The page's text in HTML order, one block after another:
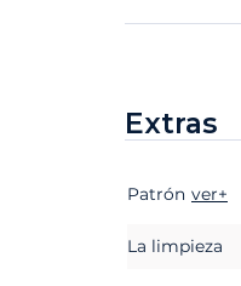
Extras
Extras Estado
Patrón ver+
La limpieza